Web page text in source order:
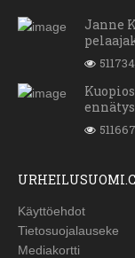
Janne
511734
511667
Käyttöehdot
Tietosuojalauseke
Mediakortti